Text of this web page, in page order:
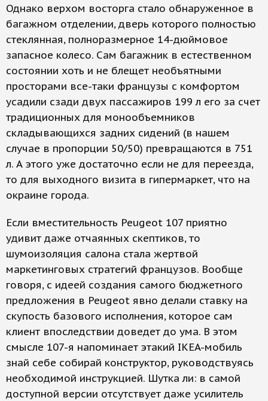
Однако верхом восторга стало обнаруженное в
багажном отделении, дверь которого полностью
стеклянная, полноразмерное 14-дюймовое
запасное колесо. Сам багажник в естественном
состоянии хоть и не блещет необъятными
просторами все-таки французы с комфортом
усадили сзади двух пассажиров 199 л его за счет
традиционных для монообъемников
складывающихся задних сидений (в нашем
случае в пропорции 50/50) превращаются в 751
л. А этого уже достаточно если не для переезда,
то для выходного визита в гипермаркет, что на
окраине города.
Если вместительность Peugeot 107 приятно
удивит даже отчаянных скептиков, то
шумоизоляция салона стала жертвой
маркетинговых стратегий французов. Вообще
говоря, с идеей создания самого бюджетного
предложения в Peugeot явно делали ставку на
скупость базового исполнения, которое сам
клиент впоследствии доведет до ума. В этом
смысле 107-я напоминает этакий IKEA-мобиль
знай себе собирай конструктор, руководствуясь
необходимой инструкцией. Шутка ли: в самой
доступной версии отсутствует даже усилитель